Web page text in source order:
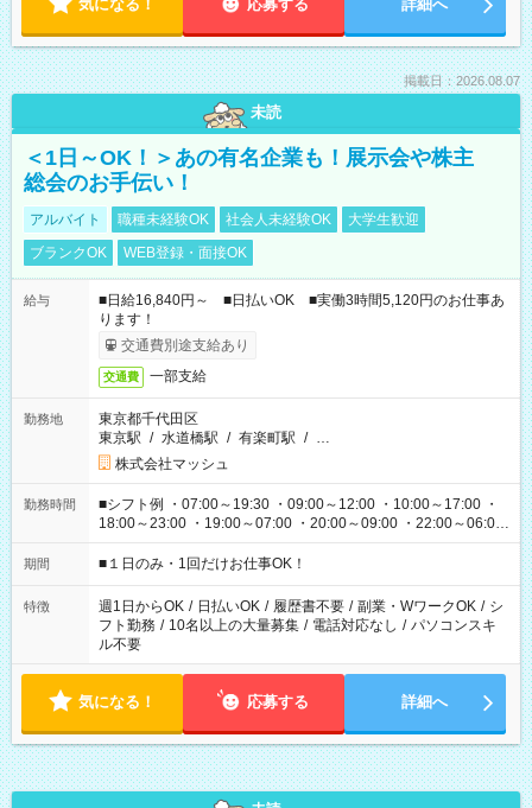
気になる！ 応募する 詳細へ
掲載日：2026.08.07
未読
＜1日～OK！＞あの有名企業も！展示会や株主
総会のお手伝い！
アルバイト 職種未経験OK 社会人未経験OK
大学生歓迎
ブランクOK
WEB登録・面接OK
給与
■日給16,840円～ ■日払いOK ■実働3時間5,120円のお仕事あ
ります！
交通費別途支給あり
交通費 一部支給
勤務地
東京都千代田区
東京駅 / 水道橋駅 / 有楽町駅 / …
株式会社マッシュ
勤務時間
■シフト例 ・07:00～19:30 ・09:00～12:00 ・10:00～17:00 ・
18:00～23:00 ・19:00～07:00 ・20:00～09:00 ・22:00～06:00
etc ★最短で3時間で5,120円のお仕事から 15時間で2万円近く稼
げるお仕事も！ ご希望のお時間に合わせてご紹介！ ※シフトは
ください！
期間 ■１日のみ・1回だけお仕事OK！
特徴 週1日からOK / 日払いOK / 履歴書不要 / 副業・WワークOK / シ
フト勤務 / 10名以上の大量募集 / 電話対応なし / パソコンスキ
ル不要
気になる！ 応募する 詳細へ